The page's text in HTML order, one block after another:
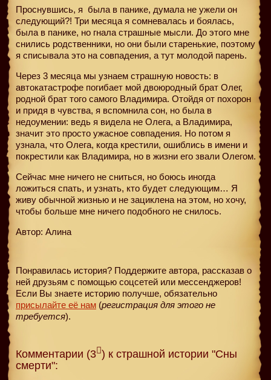
Проснувшись, я была в панике, думала не ужели он
следующий?! Три месяца я сомневалась и боялась,
была в панике, но гнала страшные мысли. До этого мне
снились родственники, но они были старенькие, поэтому
я списывала это на совпадения, а тут молодой парень.
Через 3 месяца мы узнаем страшную новость: в
автокатастрофе погибает мой двоюродный брат Олег,
родной брат того самого Владимира. Отойдя от похорон
и придя в чувства, я вспомнила сон, но была в
недоумении: ведь я видела не Олега, а Владимира,
значит это просто ужасное совпадения. Но потом я
узнала, что Олега, когда крестили, ошиблись в имени и
покрестили как Владимира, но в жизни его звали Олегом.
Сейчас мне ничего не сниться, но боюсь иногда
ложиться спать, и узнать, кто будет следующим… Я
живу обычной жизнью и не зациклена на этом, но хочу,
чтобы больше мне ничего подобного не снилось.
Автор: Алина
Понравилась история? Поддержите автора, рассказав о
ней друзьям с помощью соцсетей или мессенджеров!
Если Вы знаете историю получше, обязательно
присылайте её нам (регистрация для этого не
требуется).
Комментарии (3 ) к страшной истории "Сны
смерти":